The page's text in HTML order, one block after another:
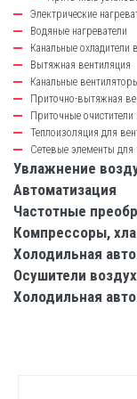
Электрические
Водяные нагреватели
Канальные охладители
Вытяжная вентиляция
Канальные
Приточно-вытяжная
Приточные очистители
Теплоизоляция для
Сетевые элементы для
Увлажнение
Автоматизация
Частотные
Компрессоры,
Холодильная
Осушители
Холодильная